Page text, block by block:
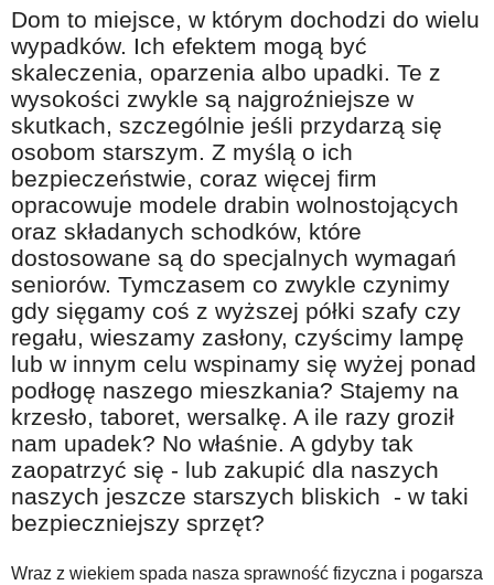
O finansach i społeczeństwie - edukacja nie tylko dla 60plus
Ciekawe książki
Stop samotności
Z internetem za pan brat
Bezpiecznie i w zgodzie z prawem
Dom to miejsce, w którym dochodzi do wielu
wypadków. Ich efektem mogą być
skaleczenia, oparzenia albo upadki. Te z
wysokości zwykle są najgroźniejsze w
skutkach, szczególnie jeśli przydarzą się
osobom starszym. Z myślą o ich
bezpieczeństwie, coraz więcej firm
opracowuje modele drabin wolnostojących
oraz składanych schodków, które
dostosowane są do specjalnych wymagań
seniorów. Tymczasem co zwykle czynimy
gdy sięgamy coś z wyższej półki szafy czy
regału, wieszamy zasłony, czyścimy lampę
lub w innym celu wspinamy się wyżej ponad
podłogę naszego mieszkania? Stajemy na
krzesło, taboret, wersalkę. A ile razy groził
nam upadek? No właśnie. A gdyby tak
zaopatrzyć się - lub zakupić dla naszych
naszych jeszcze starszych bliskich - w taki
bezpieczniejszy sprzęt?
Wraz z wiekiem spada nasza sprawność fizyczna i pogarsza